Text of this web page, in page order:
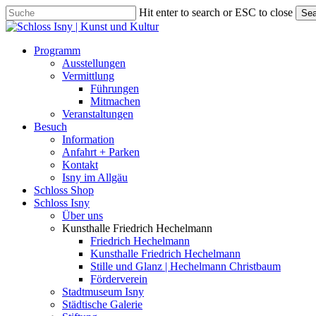
Skip
to
content
Hit enter to search or ESC to close
Close
Menu
Programm
Ausstellungen
Vermittlung
Führungen
Mitmachen
Veranstaltungen
Besuch
Information
Anfahrt + Parken
Kontakt
Isny im Allgäu
Schloss Shop
Schloss Isny
Über uns
Kunsthalle Friedrich Hechelmann
Friedrich Hechelmann
Kunsthalle Friedrich Hechelmann
Stille und Glanz | Hechelmann Christbaum
Förderverein
Stadtmuseum Isny
Städtische Galerie